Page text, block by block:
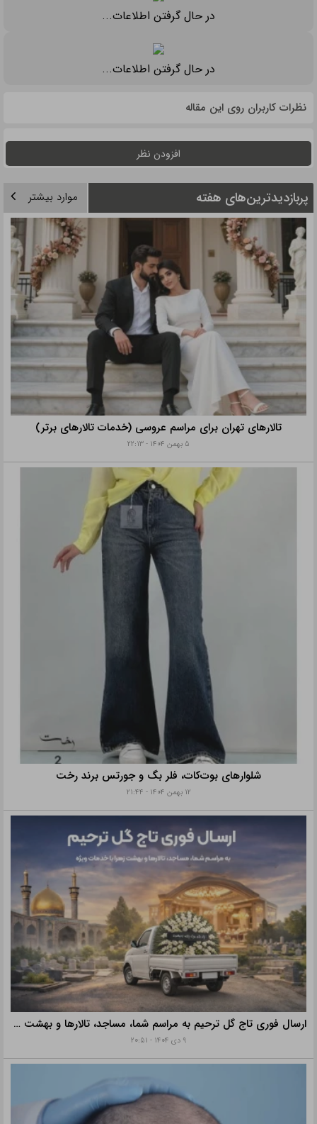
در حال گرفتن اطلاعات...
در حال گرفتن اطلاعات...
نظرات کاربران روی این مقاله
افزودن نظر
پربازدیدترین‌های هفته موارد بیشتر
تالارهای تهران برای مراسم عروسی (خدمات تالارهای برتر)
۵ بهمن ۱۴۰۴ - ۲۲:۱۳
شلوارهای بوت‌کات، فلر بگ و جورتس برند رخت
۱۲ بهمن ۱۴۰۴ - ۲۱:۴۴
ارسال فوری تاج گل ترحیم به مراسم شما، مساجد، تالارها و بهشت زهرا با خدمات ویژه
۹ دی ۱۴۰۴ - ۲۰:۵۱